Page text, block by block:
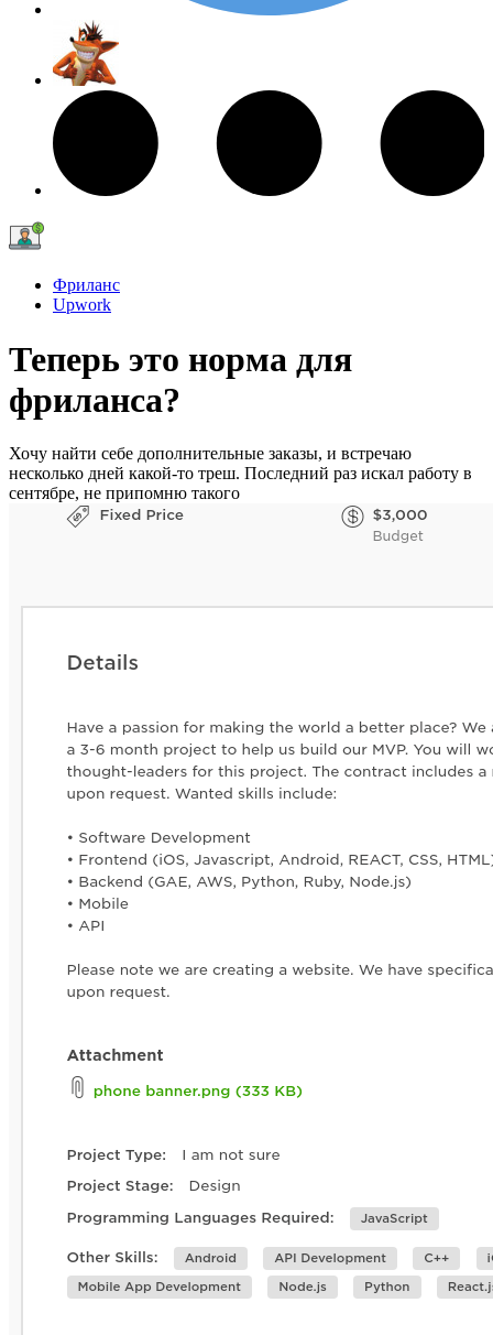
Фриланс
Upwork
Теперь это норма для
фриланса?
Хочу найти себе дополнительные заказы, и встречаю
несколько дней какой-то треш. Последний раз искал работу в
сентябре, не припомню такого